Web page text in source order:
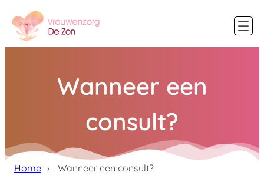
Wanneer een
consult?
Home Wanneer een consult?